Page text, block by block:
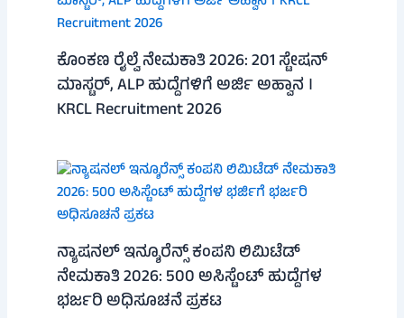
ಕೊಂಕಣ ರೈಲ್ವೆ ನೇಮಕಾತಿ 2026: 201 ಸ್ಟೇಷನ್
ಮಾಸ್ಟರ್, ALP ಹುದ್ದೆಗಳಿಗೆ ಅರ್ಜಿ ಅಹ್ವಾನ ।
KRCL Recruitment 2026
ನ್ಯಾಷನಲ್ ಇನ್ಶೂರೆನ್ಸ್ ಕಂಪನಿ ಲಿಮಿಟೆಡ್
ನೇಮಕಾತಿ 2026: 500 ಅಸಿಸ್ಟೆಂಟ್ ಹುದ್ದೆಗಳ
ಭರ್ಜರಿ ಅಧಿಸೂಚನೆ ಪ್ರಕಟ